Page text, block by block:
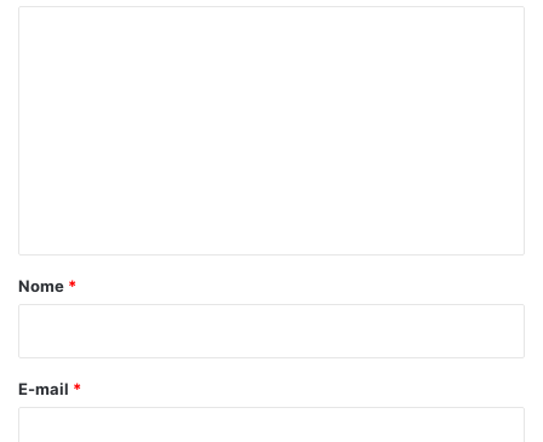
r
*
Nome *
E-mail *